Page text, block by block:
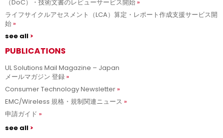
（DoC）・技術文書のレビューサービス開始
ライフサイクルアセスメント（LCA）算定・レポート作成支援サービス開
始
see all
PUBLICATIONS
UL Solutions Mail Magazine – Japan
メールマガジン 登録
Consumer Technology Newsletter
EMC/Wireless 規格・規制関連ニュース
申請ガイド
see all